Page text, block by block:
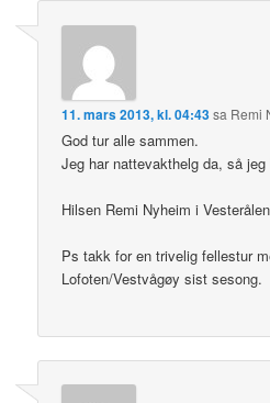
11. mars 2013, kl. 04:43sa Remi
God tur alle sammen.
Jeg har nattevakthelg da, så
Hilsen Remi Nyheim i Vesterålen
Ps takk for en trivelig fellestur
Lofoten/Vestvågøy sist sesong.